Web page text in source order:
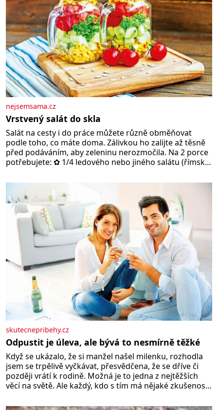
nejsemsama.cz
Vrstvený salát do skla
Salát na cesty i do práce můžete různě obměňovat
podle toho, co máte doma. Zálivkou ho zalijte až těsně
před podáváním, aby zeleninu nerozmočila. Na 2 porce
potřebujete: ✿ 1/4 ledového nebo jiného salátu (římský
okurky ✿ 2 rajčata Zálivka: ✿ 4 lžíce olivového oleje ✿ 1
lžíci citronové šťávy ✿ ½ stroužku
skutecnepribehy.cz
Odpustit je úleva, ale bývá to nesmírně těžké
Když se ukázalo, že si manžel našel milenku, rozhodla
jsem se trpělivě vyčkávat, přesvědčena, že se dříve či
později vrátí k rodině. Možná je to jedna z nejtěžších
věcí na světě. Ale každý, kdo s tím má nějaké zkušenosti,
Když se ke mně doneslo, že si manžel pořídil milenku,